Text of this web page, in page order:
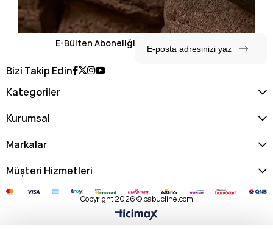
E-Bülten Aboneliği
Bizi Takip Edin
Kategoriler
Kurumsal
Markalar
Müşteri Hizmetleri
Copyright 2026 © pabucline.com